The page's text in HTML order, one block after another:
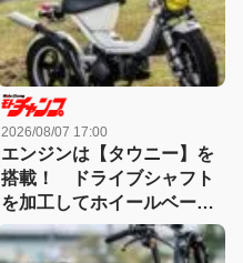
2026/08/07 17:00
エンジンは【タウニー】を
搭載！ ドライブシャフト
を加工してホイールベース
をストレッチした【マリッ
ク】